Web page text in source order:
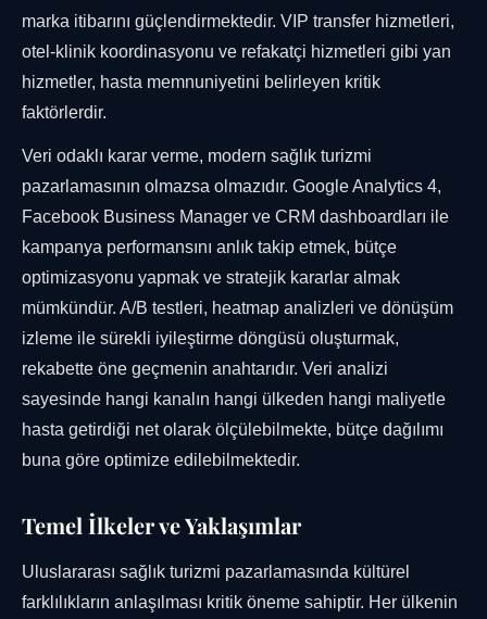
marka itibarını güçlendirmektedir. VIP transfer hizmetleri,
otel-klinik koordinasyonu ve refakatçi hizmetleri gibi yan
hizmetler, hasta memnuniyetini belirleyen kritik
faktörlerdir.
Veri odaklı karar verme, modern sağlık turizmi
pazarlamasının olmazsa olmazıdır. Google Analytics 4,
Facebook Business Manager ve CRM dashboardları ile
kampanya performansını anlık takip etmek, bütçe
optimizasyonu yapmak ve stratejik kararlar almak
mümkündür. A/B testleri, heatmap analizleri ve dönüşüm
izleme ile sürekli iyileştirme döngüsü oluşturmak,
rekabette öne geçmenin anahtarıdır. Veri analizi
sayesinde hangi kanalın hangi ülkeden hangi maliyetle
hasta getirdiği net olarak ölçülebilmekte, bütçe dağılımı
buna göre optimize edilebilmektedir.
Temel İlkeler ve Yaklaşımlar
Uluslararası sağlık turizmi pazarlamasında kültürel
farklılıkların anlaşılması kritik öneme sahiptir. Her ülkenin